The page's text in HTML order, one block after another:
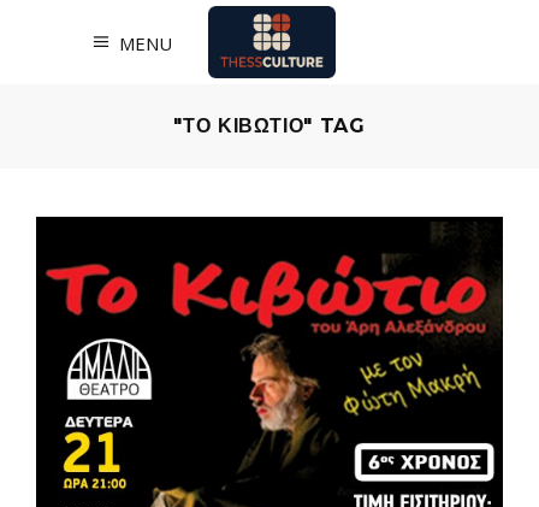
MENU
"ΤΟ ΚΙΒΩΤΙΟ" TAG